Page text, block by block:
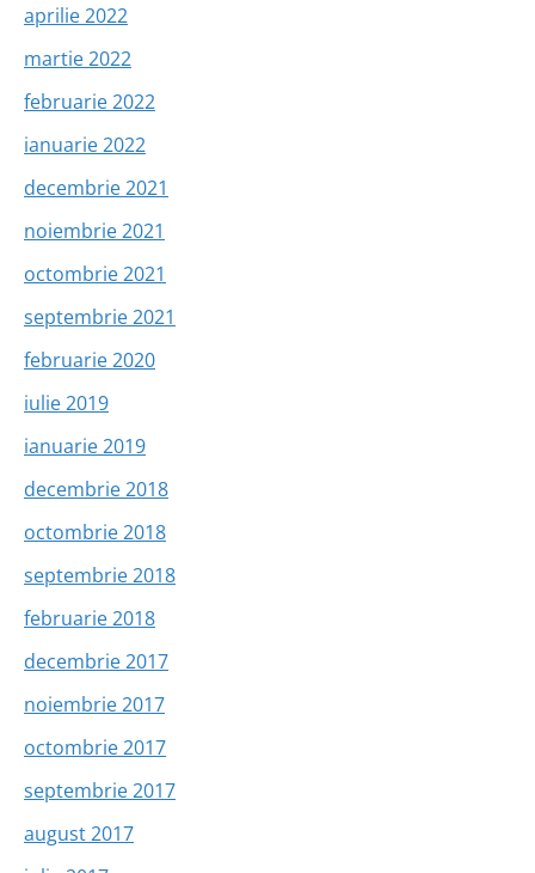
aprilie 2022
martie 2022
februarie 2022
ianuarie 2022
decembrie 2021
noiembrie 2021
octombrie 2021
septembrie 2021
februarie 2020
iulie 2019
ianuarie 2019
decembrie 2018
octombrie 2018
septembrie 2018
februarie 2018
decembrie 2017
noiembrie 2017
octombrie 2017
septembrie 2017
august 2017